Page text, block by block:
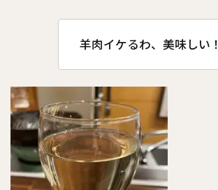
羊肉イケるわ、美味しい！